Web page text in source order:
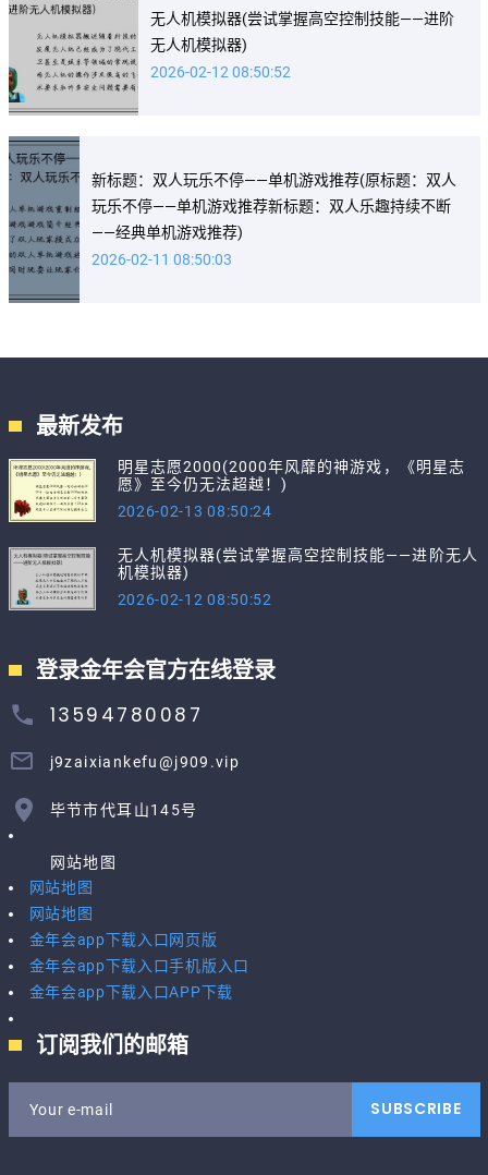
无人机模拟器(尝试掌握高空控制技能——进阶
无人机模拟器)
2026-02-12 08:50:52
新标题：双人玩乐不停——单机游戏推荐(原标题：双人
玩乐不停——单机游戏推荐新标题：双人乐趣持续不断
——经典单机游戏推荐)
2026-02-11 08:50:03
最新发布
明星志愿2000(2000年风靡的神游戏，《明星志
愿》至今仍无法超越！)
2026-02-13 08:50:24
无人机模拟器(尝试掌握高空控制技能——进阶无人
机模拟器)
2026-02-12 08:50:52
登录金年会官方在线登录
13594780087
j9zaixiankefu@j909.vip
毕节市代耳山145号
网站地图
网站地图
网站地图
金年会app下载入口网页版
金年会app下载入口手机版入口
金年会app下载入口APP下载
订阅我们的邮箱
Your e-mail SUBSCRIBE